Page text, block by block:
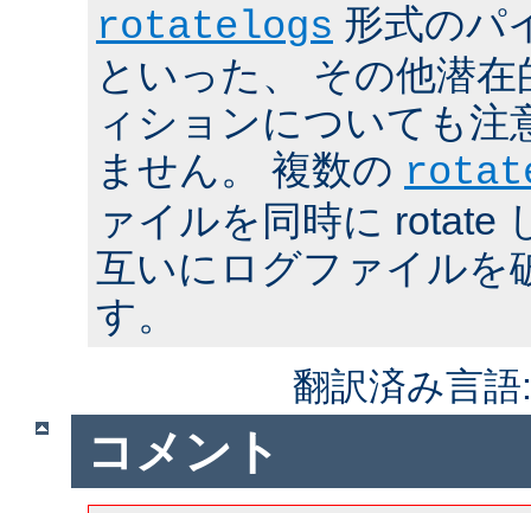
rotatelogs 形式のパ
といった、 その他潜
ィションについても注
ません。 複数の
ァイルを同時に rotate
互いにログファイルを
す。
翻訳済み言
コメント